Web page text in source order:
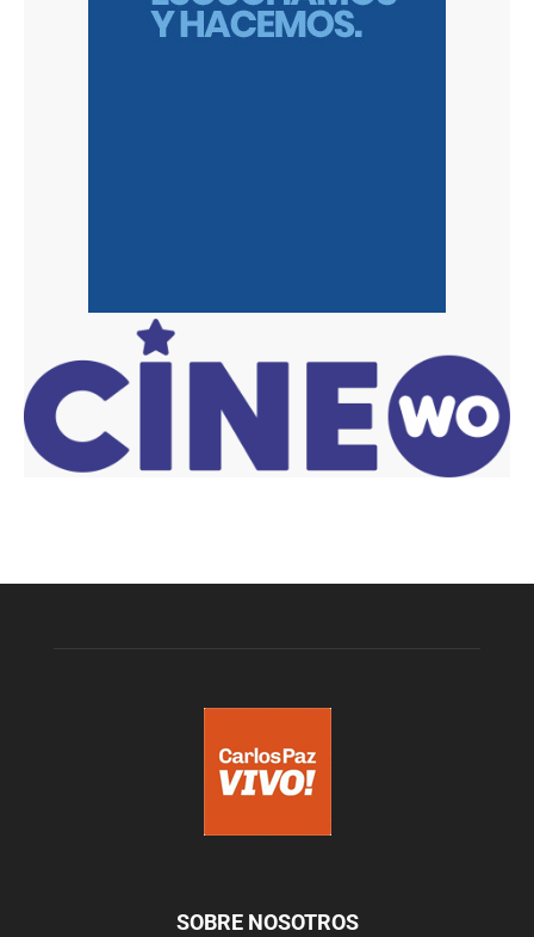
SOBRE NOSOTROS